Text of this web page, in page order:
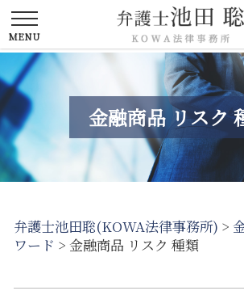
金融商品 リスク
弁護士池田聡(KOWA法律事務所) >
ワード > 金融商品 リスク 種類